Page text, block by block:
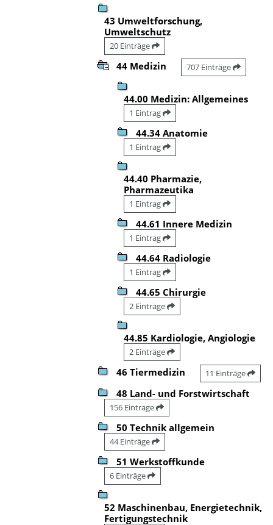
43 Umweltforschung,
Umweltschutz
20 Einträge
44 Medizin 707 Einträge
44.00 Medizin: Allgemeines
1 Eintrag
44.34 Anatomie
1 Eintrag
44.40 Pharmazie,
Pharmazeutika
1 Eintrag
44.61 Innere Medizin
1 Eintrag
44.64 Radiologie
1 Eintrag
44.65 Chirurgie
2 Einträge
44.85 Kardiologie, Angiologie
2 Einträge
46 Tiermedizin 11 Einträge
48 Land- und Forstwirtschaft
156 Einträge
50 Technik allgemein
44 Einträge
51 Werkstoffkunde
6 Einträge
52 Maschinenbau, Energietechnik,
Fertigungstechnik